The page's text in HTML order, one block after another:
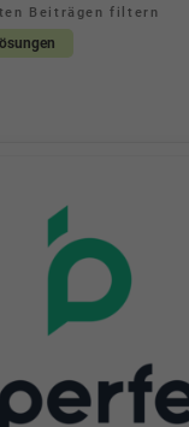
Beiträgen filtern